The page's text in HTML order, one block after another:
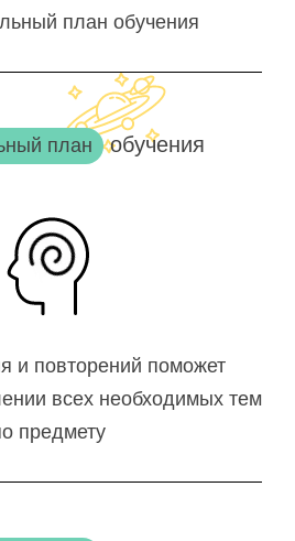
план обучения
план обучения
и повторений поможет
всех необходимых тем
предмету